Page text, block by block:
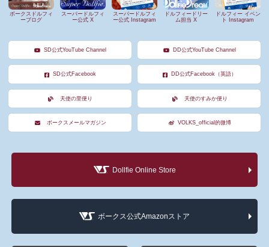
ボークスドルフィ
ーブログ
スーパードルフィ
ー公式 X
スーパードルフィ
ー公式 Instagram
ドルフィードリー
ム担当 X
ドルフィー イベン
ト Instagram
SD公式YouTube Channel DD公式YouTube Channel
SD公式Facebook DD公式Facebook（英語）
天使の里便り 天使のすみか便り
ボークスメールマガジン VOLKS_official的微博
Dollfie Online Store
ボークス公式Amazonストア